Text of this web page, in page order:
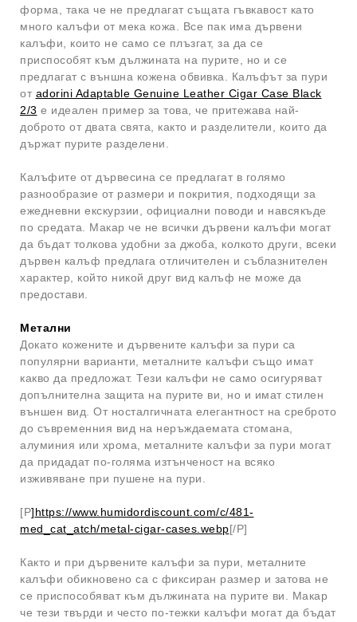
форма, така че не предлагат същата гъвкавост като
много калъфи от мека кожа. Все пак има дървени
калъфи, които не само се плъзгат, за да се
приспособят към дължината на пурите, но и се
предлагат с външна кожена обвивка. Калъфът за пури
от adorini Adaptable Genuine Leather Cigar Case Black
2/3 е идеален пример за това, че притежава най-
доброто от двата свята, както и разделители, които да
държат пурите разделени.
Калъфите от дървесина се предлагат в голямо
разнообразие от размери и покрития, подходящи за
ежедневни екскурзии, официални поводи и навсякъде
по средата. Макар че не всички дървени калъфи могат
да бъдат толкова удобни за джоба, колкото други, всеки
дървен калъф предлага отличителен и съблазнителен
характер, който никой друг вид калъф не може да
предостави.
Метални
Докато кожените и дървените калъфи за пури са
популярни варианти, металните калъфи също имат
какво да предложат. Тези калъфи не само осигуряват
допълнителна защита на пурите ви, но и имат стилен
външен вид. От носталгичната елегантност на среброто
до съвременния вид на неръждаемата стомана,
алуминия или хрома, металните калъфи за пури могат
да придадат по-голяма изтънченост на всяко
изживяване при пушене на пури.
[P]https://www.humidordiscount.com/c/481-
med_cat_atch/metal-cigar-cases.webp[/P]
Както и при дървените калъфи за пури, металните
калъфи обикновено са с фиксиран размер и затова не
се приспособяват към дължината на пурите ви. Макар
че тези твърди и често по-тежки калъфи могат да бъдат